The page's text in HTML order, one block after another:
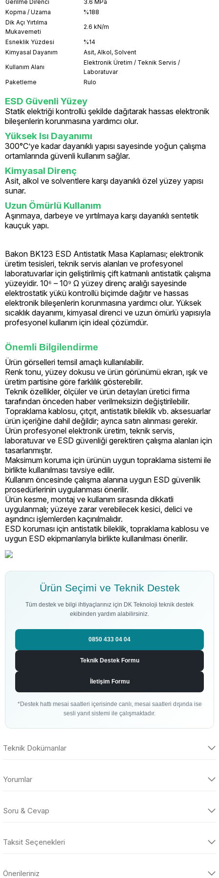
Gerilme Direnci
3.6 MPa
Kopma / Uzama
%188
Dik Açı Yırtılma
Mukavemeti
2.6 kN/m
Esneklik Yüzdesi
%14
Kimyasal Dayanım
Asit, Alkol, Solvent
Kullanım Alanı
Elektronik Üretim / Teknik Servis /
Laboratuvar
Paketleme
Rulo
ESD Güvenli Yüzey
Statik elektriği kontrollü şekilde dağıtarak hassas elektronik
bileşenlerin korunmasına yardımcı olur.
Yüksek Isı Dayanımı
300°C’ye kadar dayanıklı yapısı sayesinde yoğun çalışma
ortamlarında güvenli kullanım sağlar.
Kimyasal Direnç
Asit, alkol ve solventlere karşı dayanıklı özel yüzey yapısı
sunar.
Uzun Ömürlü Kullanım
Aşınmaya, darbeye ve yırtılmaya karşı dayanıklı sentetik
kauçuk yapı.
Bakon BK123 ESD Antistatik Masa Kaplaması; elektronik
üretim tesisleri, teknik servis alanları ve profesyonel
laboratuvarlar için geliştirilmiş çift katmanlı antistatik çalışma
yüzeyidir. 10⁶ – 10⁹ Ω yüzey direnç aralığı sayesinde
elektrostatik yükü kontrollü biçimde dağıtır ve hassas
elektronik bileşenlerin korunmasına yardımcı olur. Yüksek
sıcaklık dayanımı, kimyasal direnci ve uzun ömürlü yapısıyla
profesyonel kullanım için ideal çözümdür.
Önemli Bilgilendirme
Ürün görselleri temsil amaçlı kullanılabilir.
Renk tonu, yüzey dokusu ve ürün görünümü ekran, ışık ve
üretim partisine göre farklılık gösterebilir.
Teknik özellikler, ölçüler ve ürün detayları üretici firma
tarafından önceden haber verilmeksizin değiştirilebilir.
Topraklama kablosu, çıtçıt, antistatik bileklik vb. aksesuarlar
ürün içeriğine dahil değildir; ayrıca satın alınması gerekir.
Ürün profesyonel elektronik üretim, teknik servis,
laboratuvar ve ESD güvenliği gerektiren çalışma alanları için
tasarlanmıştır.
Maksimum koruma için ürünün uygun topraklama sistemi ile
birlikte kullanılması tavsiye edilir.
Kullanım öncesinde çalışma alanına uygun ESD güvenlik
prosedürlerinin uygulanması önerilir.
Ürün kesme, montaj ve kullanım sırasında dikkatli
uygulanmalı; yüzeye zarar verebilecek kesici, delici ve
aşındırıcı işlemlerden kaçınılmalıdır.
ESD koruması için antistatik bileklik, topraklama kablosu ve
uygun ESD ekipmanlarıyla birlikte kullanılması önerilir.
Ürün Seçimi ve Teknik Destek
Tüm destek ve bilgi ihtiyaçlarınız için DK Teknoloji teknik destek
ekibinden yardım alabilirsiniz.
0850 433 04 04
Teknik Destek Formu
İletişim Formu
*Destek hattı mesai saatleri içerisinde canlı, mesai saatleri dışında ise
sesli yanıt sistemi ile çalışmaktadır.
Teknik Dokümanlar
Dokümanlar Çok Yakında Yayında
hazırlanmaktadır. Tüm dokümanlar tamamlandıktan sonra
Yorumlar
Soru & Cevap
Ürün hakkında henüz soru sorulmamış.
Taksit Seçenekleri
Önerileriniz